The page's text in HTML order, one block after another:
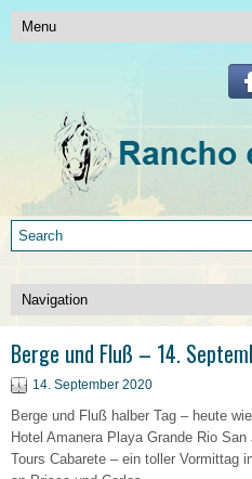
Berge und Fluß – 14.
14. September 2020
Berge und Fluß halber Tag – heute
Hotel Amanera Playa Grande Rio
Tours Cabarete – ein toller Vormittag